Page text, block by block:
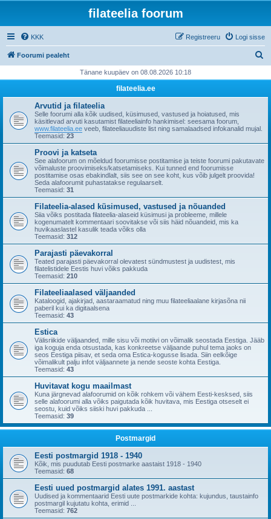
filateelia foorum
KKK Logi sisse
Registreeru
Foorumi pealeht
i
Tänane kuupäev on 08.08.2026 10:18
filateelia.ee
Arvutid ja filateelia
Selle foorumi alla kõik uudised, küsimused, vastused ja hoiatused, mis
käsitlevad arvuti kasutamist filateeliainfo hankimisel: seesama foorum,
www.filateelia.ee veeb, filateeliauudiste list ning samalaadsed infokanalid mujal.
Teemasid: 23
Proovi ja katseta
See alafoorum on mõeldud foorumisse postitamise ja teiste foorumi pakutavate
võimaluste proovimiseks/katsetamiseks. Kui tunned end foorumisse
postitamise osas ebakindlalt, siis see on see koht, kus võib julgelt proovida!
Seda alafoorumit puhastatakse regulaarselt.
Teemasid: 31
Filateelia-alased küsimused, vastused ja nõuanded
Siia võiks postitada filateelia-alaseid küsimusi ja probleeme, millele
kogenumatelt kommentaari soovitakse või siis häid nõuandeid, mis ka
huvikaaslastel kasulik teada võiks olla
Teemasid: 312
Parajasti päevakorral
Teated parajasti päevakorral olevatest sündmustest ja uudistest, mis
filatelistidele Eestis huvi võiks pakkuda
Teemasid: 210
Filateeliaalased väljaanded
Kataloogid, ajakirjad, aastaraamatud ning muu filateeliaalane kirjasõna nii
paberil kui ka digitaalsena
Teemasid: 43
Estica
Välisriikide väljaanded, mille sisu või motiivi on võimalik seostada Eestiga. Jääb
iga koguja enda otsustada, kas konkreetse väljaande puhul tema jaoks on
seos Eestiga piisav, et seda oma Estica-kogusse lisada. Siin eelkõige
võimalikult palju infot väljaannete ja nende seoste kohta Eestiga.
Teemasid: 43
Huvitavat kogu maailmast
Kuna järgnevad alafoorumid on kõik rohkem või vähem Eesti-kesksed, siis
selle alafoorumi alla võiks paigutada kõik huvitava, mis Eestiga otseselt ei
seostu, kuid võiks siiski huvi pakkuda ...
Teemasid: 39
Postmargid
Eesti postmargid 1918 - 1940
Kõik, mis puudutab Eesti postmarke aastaist 1918 - 1940
Teemasid: 68
Eesti uued postmargid alates 1991. aastast
Uudised ja kommentaarid Eesti uute postmarkide kohta: kujundus, taustainfo
postmargil kujutatu kohta, erimid ...
Teemasid: 762